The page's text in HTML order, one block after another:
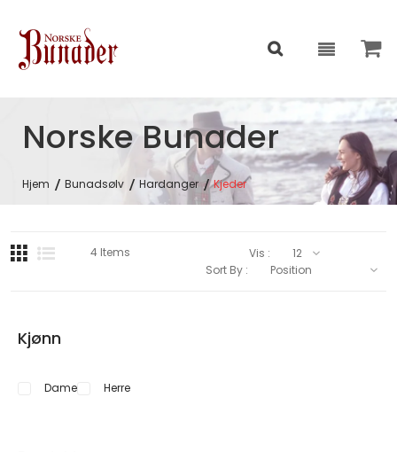
Norske Bunader
Hjem Bunadsølv Hardanger Kjeder
Kjønn
Dame Herre
4Items
Vis :
Sort By :